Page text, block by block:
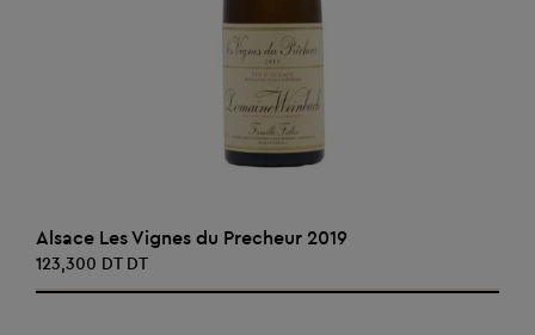
AJOUTER AU PANIER
Alsace Les Vignes du Precheur 2019
123,300 DT DT